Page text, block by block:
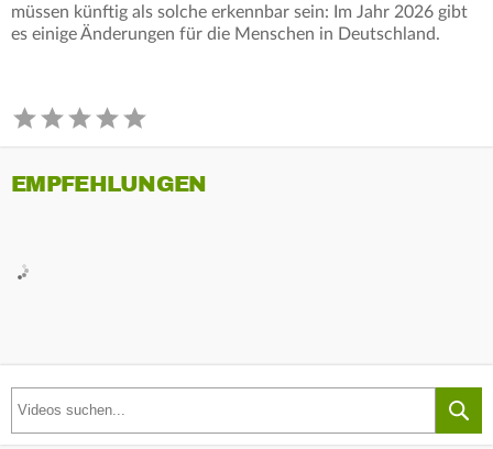
müssen künftig als solche erkennbar sein: Im Jahr 2026 gibt
es einige Änderungen für die Menschen in Deutschland.
EMPFEHLUNGEN